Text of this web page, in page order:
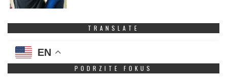
TRANSLATE
EN
PODRZITE FOKUS